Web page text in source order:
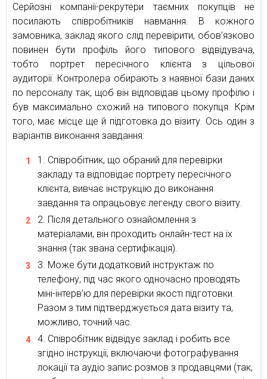
Серйозні компанії-рекрутери таємних покупців не
посилають співробітників навмання. В кожного
замовника, заклад якого слід перевірити, обов’язково
повинен бути профіль його типового відвідувача,
тобто портрет пересічного клієнта з цільової
аудиторії. Контролера обирають з наявної бази даних
по персоналу так, щоб він відповідав цьому профілю і
був максимально схожий на типового покупця. Крім
того, має місце ще й підготовка до візиту. Ось один з
варіантів виконання завдання:
Співробітник, що обраний для перевірки
закладу та відповідає портрету пересічного
клієнта, вивчає інструкцію до виконання
завдання та опрацьовує легенду свого візиту.
Після детального ознайомлення з
матеріалами, він проходить онлайн-тест на їх
знання (так звана сертифікація).
Може бути додатковий інструктаж по
телефону, під час якого одночасно проводять
міні-інтерв’ю для перевірки якості підготовки.
Разом з тим підтверджується дата візиту та,
можливо, точний час.
Співробітник відвідує заклад і робить все
згідно інструкції, включаючи фотографування
локації та аудіо запис розмов з продавцями (так,